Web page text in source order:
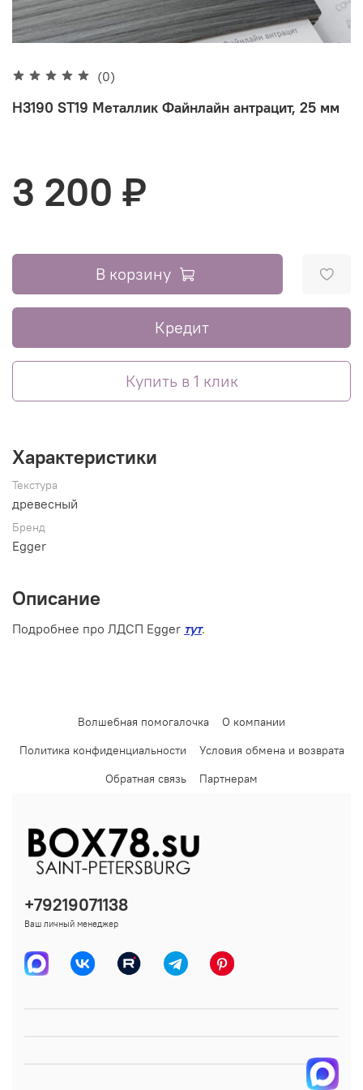
(0)
H3190 ST19 Металлик Файнлайн антрацит, 25 мм
3 200 ₽
В корзину
Кредит
Купить в 1 клик
Характеристики
Текстура
древесный
Бренд
Egger
Описание
Подробнее про ЛДСП Egger тут.
Волшебная помогалочка
О компании
Политика конфиденциальности
Условия обмена и возврата
Обратная связь
Партнерам
+79219071138
Ваш личный менеджер